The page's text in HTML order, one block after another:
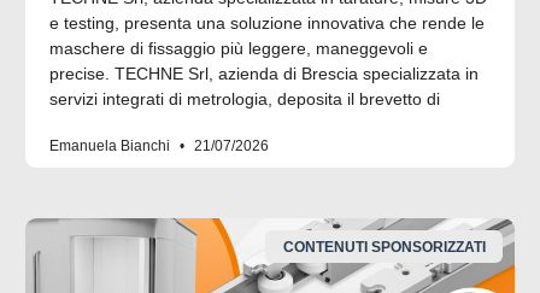
e testing, presenta una soluzione innovativa che rende le
maschere di fissaggio più leggere, maneggevoli e
precise. TECHNE Srl, azienda di Brescia specializzata in
servizi integrati di metrologia, deposita il brevetto di
Emanuela Bianchi 21/07/2026
CONTENUTI SPONSORIZZATI